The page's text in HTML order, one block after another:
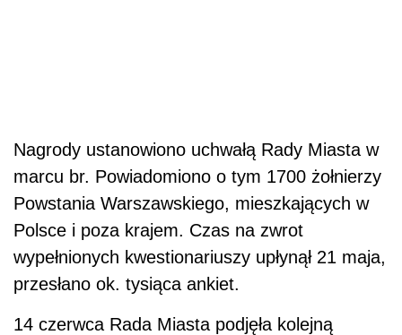
Nagrody ustanowiono uchwałą Rady Miasta w
marcu br. Powiadomiono o tym 1700 żołnierzy
Powstania Warszawskiego, mieszkających w
Polsce i poza krajem. Czas na zwrot
wypełnionych kwestionariuszy upłynął 21 maja,
przesłano ok. tysiąca ankiet.
14 czerwca Rada Miasta podjęła kolejną